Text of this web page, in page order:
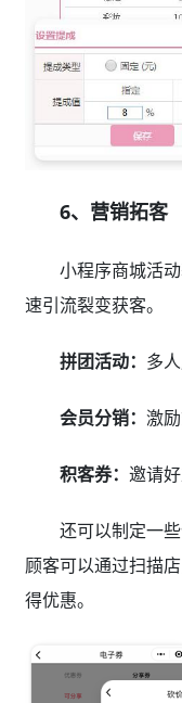
6、营销拓客
小程序商城活
速引流裂变获客。
拼团活动： 多
会员分销： 激
积客券： 邀请
还可以制定一
顾客可以通过扫描
得优惠。